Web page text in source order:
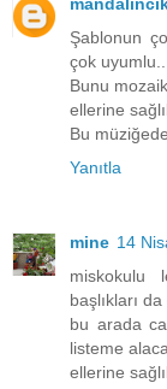
Şablonun
çok uyumlu..
Bunu
ellerine
Bu
Yanıtla
mine 14
miskokulu
başlıkları
bu arada
listeme
ellerine